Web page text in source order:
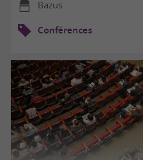
Bazus
Conférences